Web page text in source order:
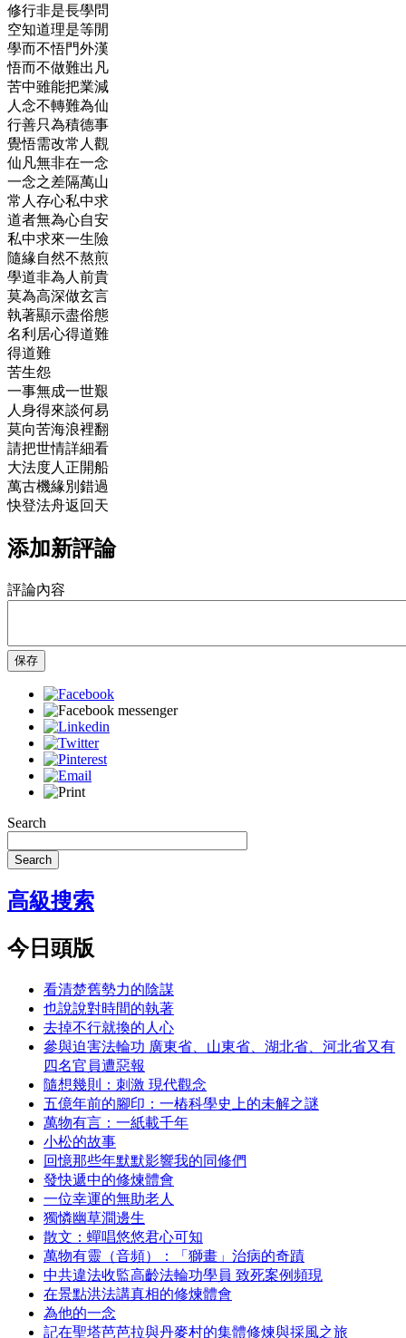
修行非是長學問
空知道理是等閒
學而不悟門外漢
悟而不做難出凡
苦中雖能把業減
人念不轉難為仙
行善只為積德事
覺悟需改常人觀
仙凡無非在一念
一念之差隔萬山
常人存心私中求
道者無為心自安
私中求來一生險
隨緣自然不熬煎
學道非為人前貴
莫為高深做玄言
執著顯示盡俗態
名利居心得道難
得道難
苦生怨
一事無成一世艱
人身得來談何易
莫向苦海浪裡翻
請把世情詳細看
大法度人正開船
萬古機緣別錯過
快登法舟返回天
添加新評論
評論內容
保存
Search
Search
高級搜索
今日頭版
看清楚舊勢力的陰謀
也說說對時間的執著
去掉不行就換的人心
參與迫害法輪功 廣東省、山東省、湖北省、河北省又有
四名官員遭惡報
隨想幾則：刺激 現代觀念
五億年前的腳印：一樁科學史上的未解之謎
萬物有言：一紙載千年
小松的故事
回憶那些年默默影響我的同修們
發快遞中的修煉體會
一位幸運的無助老人
獨憐幽草澗邊生
散文：蟬唱悠悠君心可知
萬物有靈（音頻）：「獅畫」治病的奇蹟
中共違法收監高齡法輪功學員 致死案例頻現
在景點洪法講真相的修煉體會
為他的一念
記在聖塔芭芭拉與丹麥村的集體修煉與採風之旅